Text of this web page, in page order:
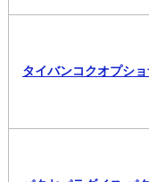
タイバンコクオプシ